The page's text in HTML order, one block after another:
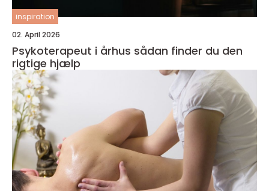
inspiration
02. April 2026
Psykoterapeut i århus sådan finder du den
rigtige hjælp